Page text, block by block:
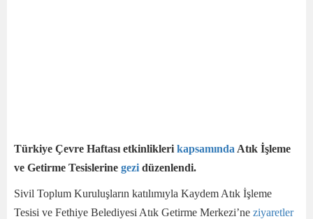
Türkiye Çevre Haftası etkinlikleri kapsamında Atık İşleme
ve Getirme Tesislerine gezi düzenlendi.
Sivil Toplum Kuruluşların katılımıyla Kaydem Atık İşleme
Tesisi ve Fethiye Belediyesi Atık Getirme Merkezi’ne ziyaretler